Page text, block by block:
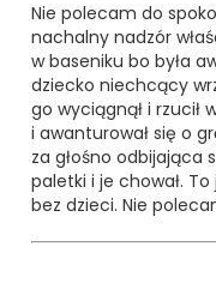
Nie polecam do
nachalny nadzór
w baseniku bo była
dziecko niechcący
go wyciągnął i rzucił
i awanturował się o
za głośno odbijająca
paletki i je chował.
bez dzieci. Nie